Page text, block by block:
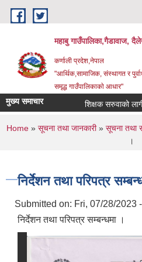
Skip to main content
महाबु गाउँपालिका,गैडावाज,
कर्णाली प्रदेश,नेपाल
"आर्थिक,सामाजिक, संस्थागत र
समृद्ध गाउँपालिकाकाे आधार"
मुख्य समाचार शिक्षक सरुवाको लागी
You are here
Home » सूचना तथा जानकारी» सूचना तथा
।
निर्देशन तथा परिपत्र
Submitted on: Fri, 07/28/2023
निर्देशन तथा परिपत्र सम्बन्धमा ।